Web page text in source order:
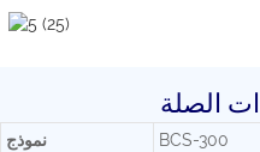
الصلة
نموذج BCS-300